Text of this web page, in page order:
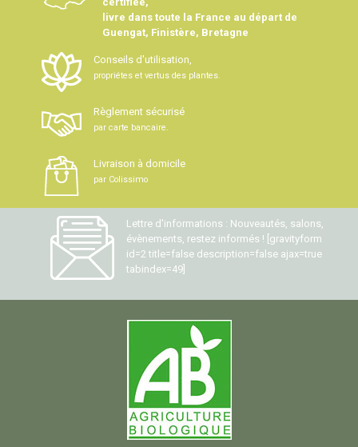
livre dans toute la France au départ de
Guengat, Finistère, Bretagne
Conseils d'utilisation,
propriétes et vertus des plantes.
Règlement sécurisé
par carte bancaire.
Livraison à domicile
par Colissimo
Lettre d'informations : Nouveautés, salons,
évènements, restez informés ! [gravityform
id=2 title=false description=false ajax=true
tabindex=49]